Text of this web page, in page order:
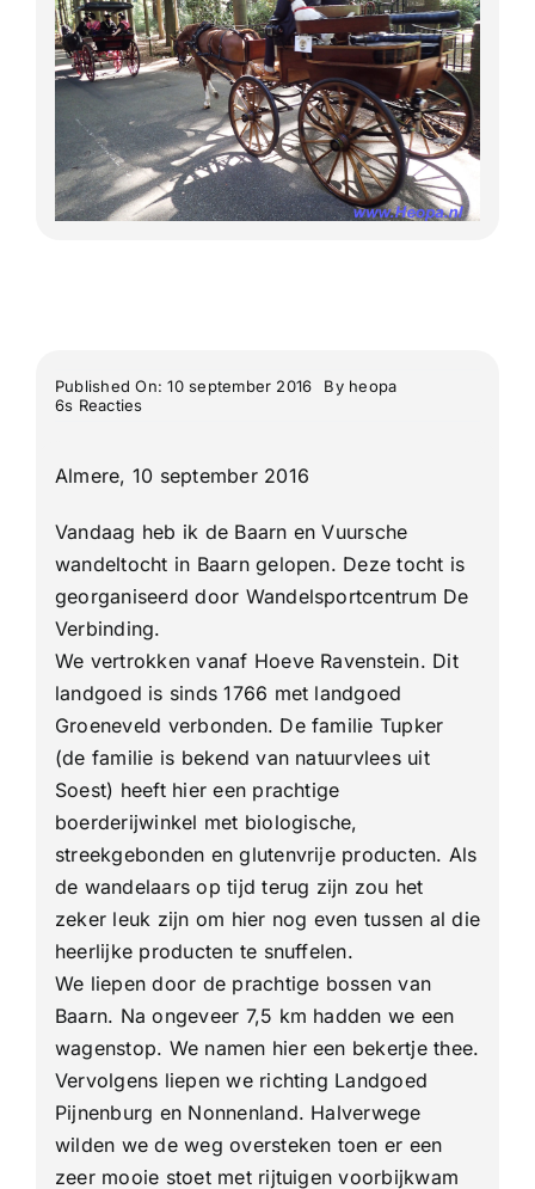
Meerdaagse tochten
Buitenlandse Wandelingen
Recente Wandelingen
Published On: 10 september 2016 By heopa
6s Reactieson
Boswandeling
Almere, 10 september 2016
Vandaag heb ik de Baarn en Vuursche
wandeltocht in Baarn gelopen. Deze tocht is
georganiseerd door Wandelsportcentrum De
Verbinding.
We vertrokken vanaf Hoeve Ravenstein. Dit
landgoed is sinds 1766 met landgoed
Groeneveld verbonden. De familie Tupker
(de familie is bekend van natuurvlees uit
Soest) heeft hier een prachtige
boerderijwinkel met biologische,
streekgebonden en glutenvrije producten. Als
de wandelaars op tijd terug zijn zou het
zeker leuk zijn om hier nog even tussen al die
heerlijke producten te snuffelen.
We liepen door de prachtige bossen van
Baarn. Na ongeveer 7,5 km hadden we een
wagenstop. We namen hier een bekertje thee.
Vervolgens liepen we richting Landgoed
Pijnenburg en Nonnenland. Halverwege
wilden we de weg oversteken toen er een
zeer mooie stoet met rijtuigen voorbijkwam